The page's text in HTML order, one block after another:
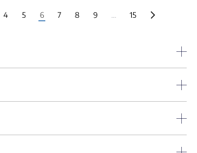
4 5 6 7 8 9 15